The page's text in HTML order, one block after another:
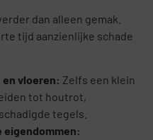
dan alleen gemak.
tijd aanzienlijke schade
en vloeren: Zelfs een klein
tot houtrot,
tegels.
eigendommen: